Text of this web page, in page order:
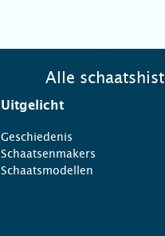
Alle
Uitgelicht
Geschiedenis
Schaatsenmakers
Schaatsmodellen